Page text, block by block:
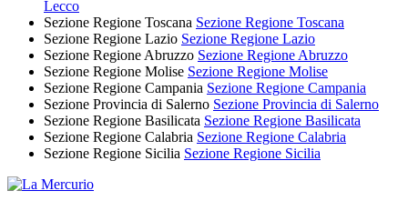
Lecco
Sezione Regione Toscana Sezione Regione Toscana
Sezione Regione Lazio Sezione Regione Lazio
Sezione Regione Abruzzo Sezione Regione Abruzzo
Sezione Regione Molise Sezione Regione Molise
Sezione Regione Campania Sezione Regione Campania
Sezione Provincia di Salerno Sezione Provincia di Salerno
Sezione Regione Basilicata Sezione Regione Basilicata
Sezione Regione Calabria Sezione Regione Calabria
Sezione Regione Sicilia Sezione Regione Sicilia